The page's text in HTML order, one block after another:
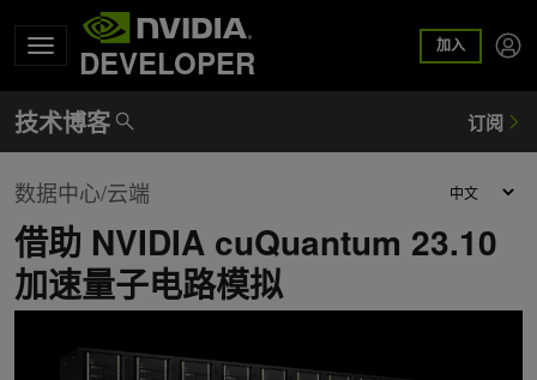
DEVELOPER 加入
数据中心/云端
借助 NVIDIA cuQuantum 23.10
加速量子电路模拟